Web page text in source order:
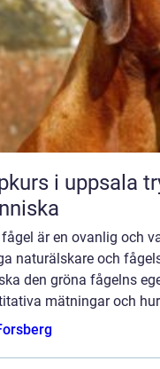
uppsala trygg start för både hund och
är en ovanlig och
naturälskare och
den gröna fågelns
mätningar och